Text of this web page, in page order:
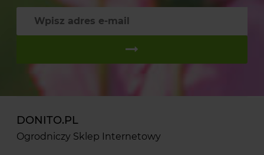
DONITO.PL
Ogrodniczy Sklep Internetowy